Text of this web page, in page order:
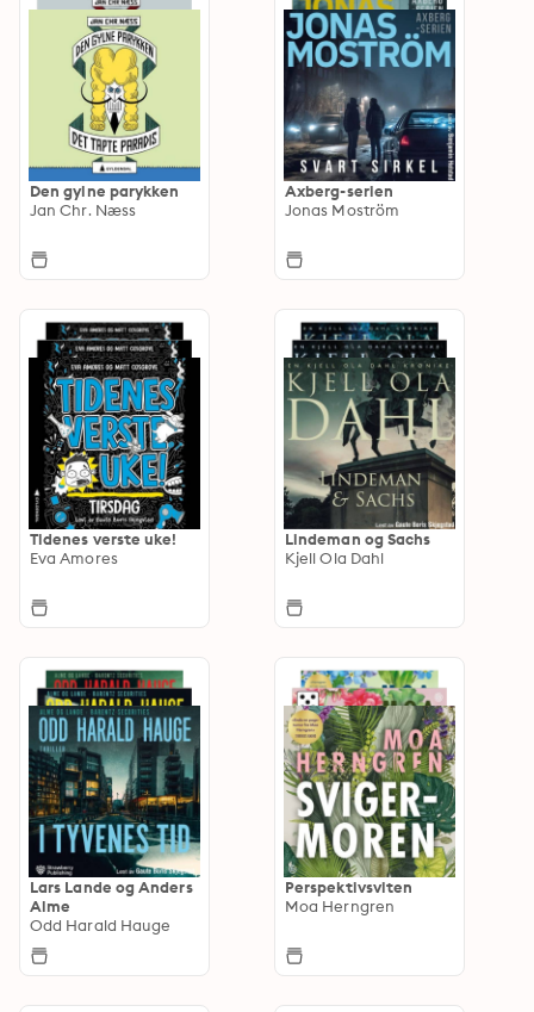
Den gylne parykken
Jan Chr. Næss
Axberg-serien
Jonas Moström
Tidenes verste uke!
Eva Amores
Lindeman og Sachs
Kjell Ola Dahl
Lars Lande og Anders
Alme
Odd Harald Hauge
Perspektivsviten
Moa Herngren